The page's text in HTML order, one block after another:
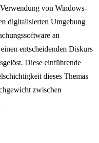
von Windows-
digitalisierten Umgebung
an
entscheidenden Diskurs
Diese einführende
dieses Themas
zwischen